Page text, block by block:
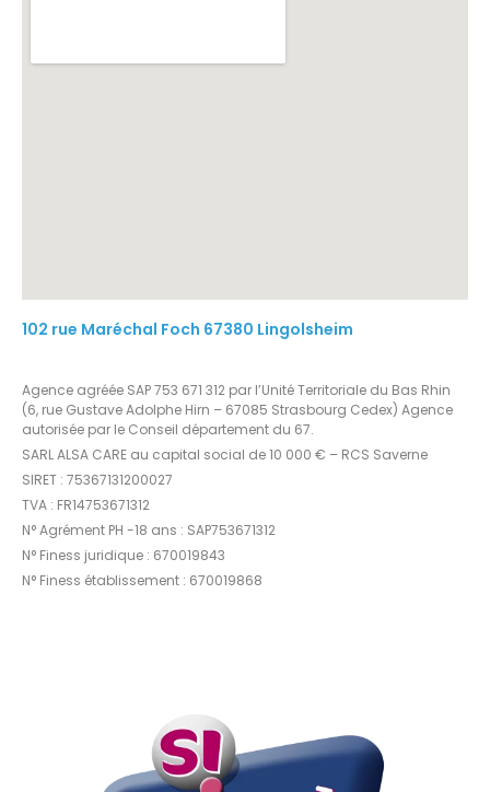
102 rue Maréchal Foch 67380 Lingolsheim
Agence agréée SAP 753 671 312 par l’Unité Territoriale du Bas Rhin
(6, rue Gustave Adolphe Hirn – 67085 Strasbourg Cedex) Agence
autorisée par le Conseil département du 67.
SARL ALSA CARE au capital social de 10 000 € – RCS Saverne
SIRET : 75367131200027
TVA : FR14753671312
N° Agrément PH -18 ans : SAP753671312
N° Finess juridique : 670019843
N° Finess établissement : 670019868